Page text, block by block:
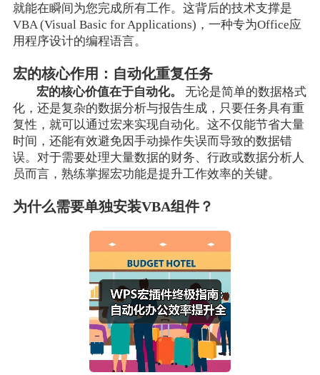
就能在瞬间为您完成所有工作。这背后的技术支撑是
VBA (Visual Basic for Applications)，一种专为Office应
用程序设计的编程语言。
宏的核心作用：自动化重复任务
宏的核心价值在于自动化。
无论是简单的数据格式
化，还是复杂的数据分析与报告生成，只要任务具有重
复性，就可以通过宏来实现自动化。这不仅能节省大量
时间，还能有效避免因手动操作失误而导致的数据错
误。对于需要处理大量数据的财务、行政或数据分析人
员而言，熟练掌握宏功能是提升工作效率的关键。
为什么需要单独安装VBA组件？